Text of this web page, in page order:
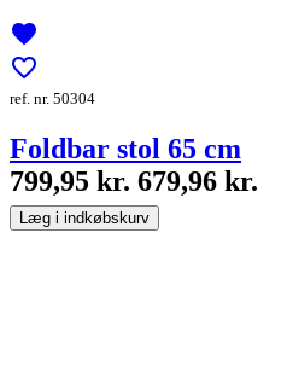
favorite
favorite_border
ref. nr. 50304
Foldbar stol 65 cm
799,95 kr. 679,96 kr.
Læg i indkøbskurv